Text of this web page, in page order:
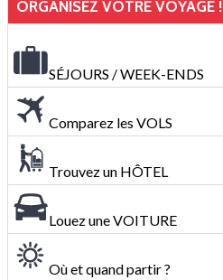
ORGANISEZ VOTRE VOYAGE !
SÉJOURS / WEEK-ENDS
Comparez les VOLS
Trouvez un HÔTEL
Louez une VOITURE
Où et quand partir ?